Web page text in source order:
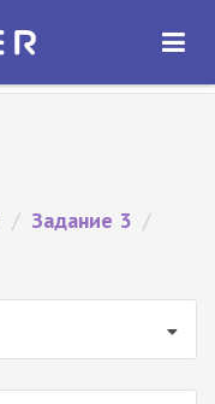
ОТКРЫТЬ
/ Задание 3 /